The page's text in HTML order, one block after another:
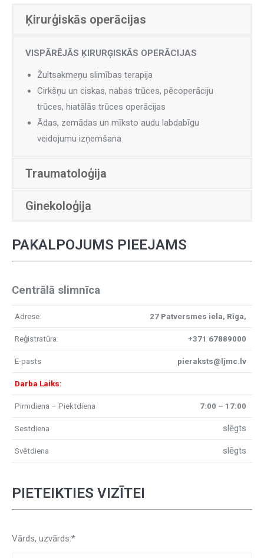
Ķirurģiskās operācijas
VISPĀRĒJĀS ĶIRURĢISKĀS OPERĀCIJAS
Žultsakmeņu slimības terapija
Cirkšņu un ciskas, nabas trūces, pēcoperāciju
trūces, hiatālās trūces operācijas
Ādas, zemādas un mīksto audu labdabīgu
veidojumu izņemšana
Traumatoloģija
Ginekoloģija
PAKALPOJUMS PIEEJAMS
Centrālā slimnīca
Adrese: 27 Patversmes iela, Rīga,
Reģistratūra: +371 67889000
E-pasts pieraksts@ljmc.lv
Darba Laiks:
Pirmdiena – Piektdiena 7:00 – 17:00
Sestdiena slēgts
Svētdiena slēgts
PIETEIKTIES VIZĪTEI
Vārds, uzvārds:*